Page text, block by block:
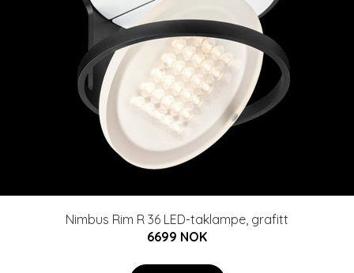
Nimbus Rim R 36 LED-taklampe, grafitt
6699 NOK